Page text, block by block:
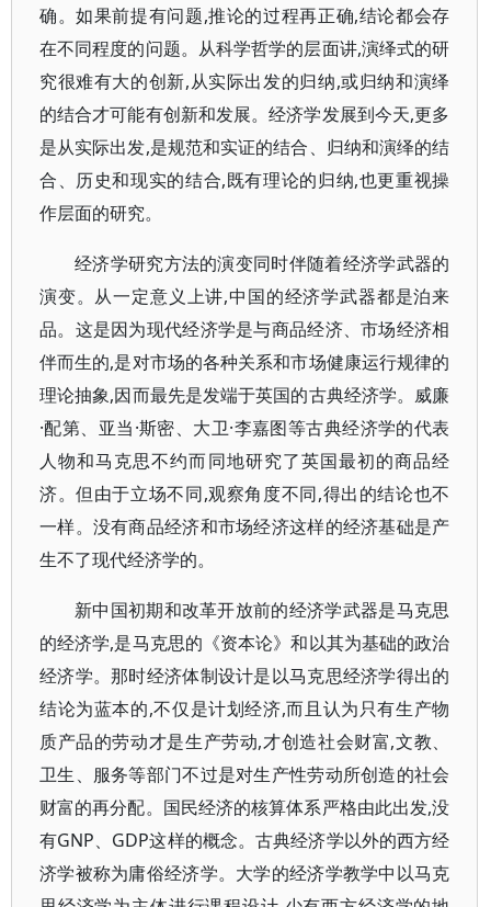
确。如果前提有问题,推论的过程再正确,结论都会存
在不同程度的问题。从科学哲学的层面讲,演绎式的研
究很难有大的创新,从实际出发的归纳,或归纳和演绎
的结合才可能有创新和发展。经济学发展到今天,更多
是从实际出发,是规范和实证的结合、归纳和演绎的结
合、历史和现实的结合,既有理论的归纳,也更重视操
作层面的研究。
经济学研究方法的演变同时伴随着经济学武器的
演变。从一定意义上讲,中国的经济学武器都是泊来
品。这是因为现代经济学是与商品经济、市场经济相
伴而生的,是对市场的各种关系和市场健康运行规律的
理论抽象,因而最先是发端于英国的古典经济学。威廉
·配第、亚当·斯密、大卫·李嘉图等古典经济学的代表
人物和马克思不约而同地研究了英国最初的商品经
济。但由于立场不同,观察角度不同,得出的结论也不
一样。没有商品经济和市场经济这样的经济基础是产
生不了现代经济学的。
新中国初期和改革开放前的经济学武器是马克思
的经济学,是马克思的《资本论》和以其为基础的政治
经济学。那时经济体制设计是以马克思经济学得出的
结论为蓝本的,不仅是计划经济,而且认为只有生产物
质产品的劳动才是生产劳动,才创造社会财富,文教、
卫生、服务等部门不过是对生产性劳动所创造的社会
财富的再分配。国民经济的核算体系严格由此出发,没
有GNP、GDP这样的概念。古典经济学以外的西方经
济学被称为庸俗经济学。大学的经济学教学中以马克